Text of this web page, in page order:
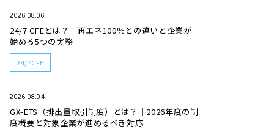
2026.08.06
24/7 CFEとは？｜再エネ100％との違いと企業が
始める5つの実務
24/7CFE
2026.08.04
GX-ETS（排出量取引制度）とは？｜2026年度の制
度概要と対象企業が進めるべき対応